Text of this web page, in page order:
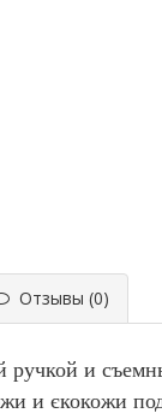
Отзывы (0)
ручкой и
и єкокожи